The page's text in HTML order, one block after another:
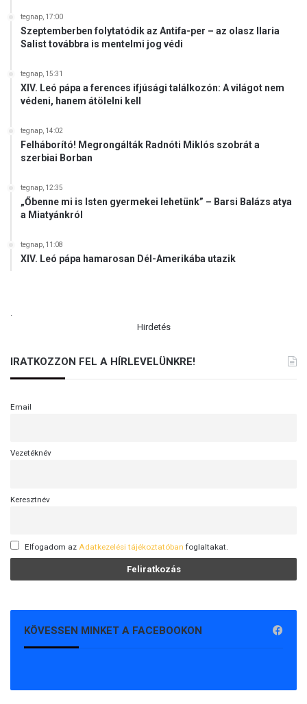
tegnap, 17:00
Szeptemberben folytatódik az Antifa-per – az olasz Ilaria
Salist továbbra is mentelmi jog védi
tegnap, 15:31
XIV. Leó pápa a ferences ifjúsági találkozón: A világot nem
védeni, hanem átölelni kell
tegnap, 14:02
Felháborító! Megrongálták Radnóti Miklós szobrát a
szerbiai Borban
tegnap, 12:35
„Őbenne mi is Isten gyermekei lehetünk” – Barsi Balázs atya
a Miatyánkról
tegnap, 11:08
XIV. Leó pápa hamarosan Dél-Amerikába utazik
Hirdetés
IRATKOZZON FEL A HÍRLEVELÜNKRE!
Email
Vezetéknév
Keresztnév
Elfogadom az Adatkezelési tájékoztatóban foglaltakat.
KÖVESSEN MINKET A FACEBOOKON